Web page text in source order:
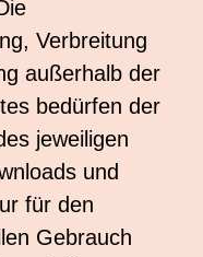
Verbreitung
außerhalb der
bedürfen der
jeweiligen
und
für den
Gebrauch